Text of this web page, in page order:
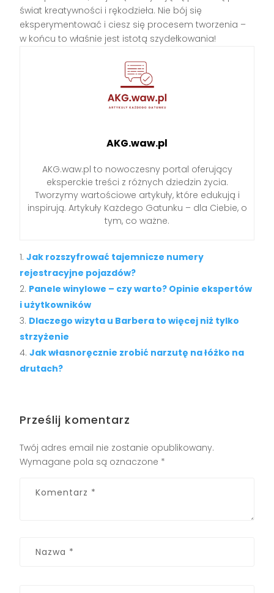
świat kreatywności i rękodzieła. Nie bój się
eksperymentować i ciesz się procesem tworzenia –
w końcu to właśnie jest istotą szydełkowania!
AKG.waw.pl
AKG.waw.pl to nowoczesny portal oferujący
eksperckie treści z różnych dziedzin życia.
Tworzymy wartościowe artykuły, które edukują i
inspirują. Artykuły Każdego Gatunku – dla Ciebie, o
tym, co ważne.
Jak rozszyfrować tajemnicze numery
rejestracyjne pojazdów?
Panele winylowe – czy warto? Opinie ekspertów
i użytkowników
Dlaczego wizyta u Barbera to więcej niż tylko
strzyżenie
Jak własnoręcznie zrobić narzutę na łóżko na
drutach?
Prześlij komentarz
Twój adres email nie zostanie opublikowany.
Wymagane pola są oznaczone *